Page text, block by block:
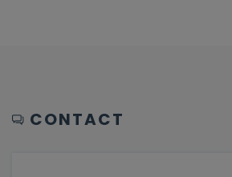
CONTACT